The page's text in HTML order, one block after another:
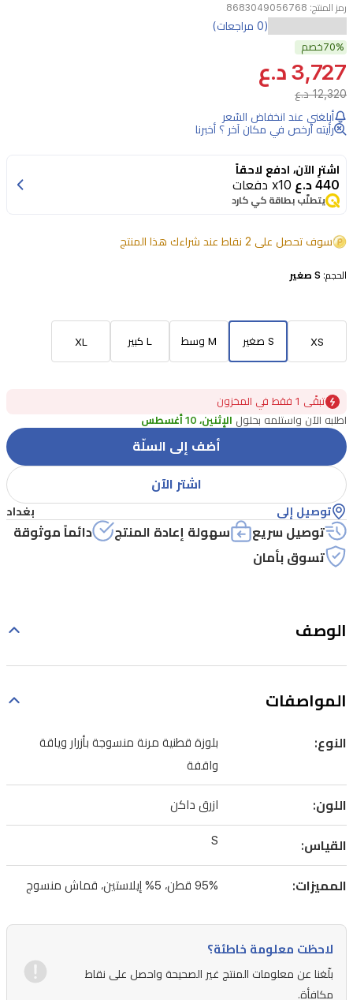
رمز المنتج: 8683049056768
(0 مراجعات)
70%خصم
3,727 د.ع
12,320 د.ع
أبلغني عند انخفاض السّعر
رأيته أرخص في مكان آخر ؟ أخبرنا
اشترِ الآن، ادفع لاحقاً
440 د.ع x10 دفعات
يتطلّب بطاقة كي كارد
سوف تحصل على 2 نقاط عند شراءك هذا المنتج
الحجم: S صغير
XS S صغير M وسط L كبير XL
تبقًى 1 فقط في المخزون
اطلبه الآن واستلمه بحلول الإثنين، 10 أغسطس
أضف إلى السلّة
اشتر الآن
توصيل إلى بغداد
توصيل سريع سهولة إعادة المنتج
دائماً موثوقة
تسوق بأمان
الوصف
المواصفات
النوع:
بلوزة قطنية مرنة منسوجة بأزرار وياقة
واقفة
اللون: ازرق داكن
القياس: S
المميزات: 95% قطن، 5% إيلاستين، قماش منسوج
لاحظت معلومة خاطئة؟
بلّغنا عن معلومات المنتج غير الصحيحة واحصل على نقاط
مكافأة.